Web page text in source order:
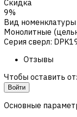
Скидка
9%
Вид номенклатуры
Монолитные
Серия сверл:
Отзывы
Чтобы оставить
Войти
Основные